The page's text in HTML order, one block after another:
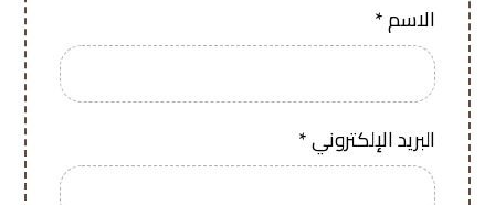
الاسم*
البريد الإلكتروني*